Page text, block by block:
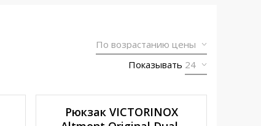
Показывать
Рюкзак VICTORINOX